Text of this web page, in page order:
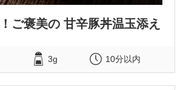
ご褒美の 甘辛豚丼温玉添え
3g 10分以内